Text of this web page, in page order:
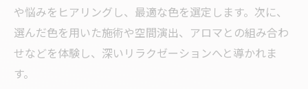
や悩みをヒアリングし、最適な色を選定します。次に、
選んだ色を用いた施術や空間演出、アロマとの組み合わ
せなどを体験し、深いリラクゼーションへと導かれま
す。